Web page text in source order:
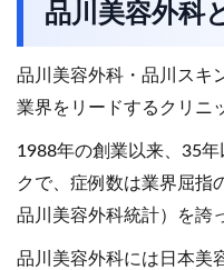
品川美容外科
品川美容外科・品川スキ
業界をリードするクリニ
1988年の創業以来、35
クで、症例数は業界屈指
品川美容外科統計）を誇
品川美容外科には日本美